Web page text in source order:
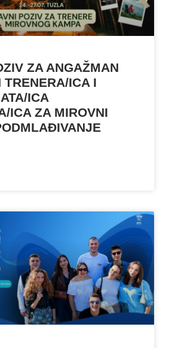
ZA ANGAŽMAN
TRENERA/ICA I
ICA
ICA ZA MIROVNI